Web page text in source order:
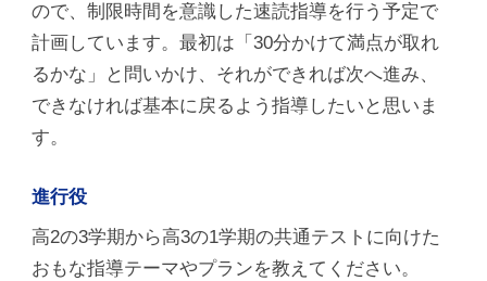
ので、制限時間を意識した速読指導を行う予定で
計画しています。最初は「30分かけて満点が取れ
るかな」と問いかけ、それができれば次へ進み、
できなければ基本に戻るよう指導したいと思いま
す。
進行役
高2の3学期から高3の1学期の共通テストに向けた
おもな指導テーマやプランを教えてください。